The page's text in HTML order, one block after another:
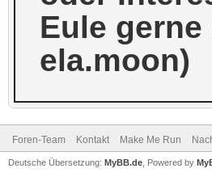
Eule
ela.moon)
Foren-Team Kontakt Make Me Run
Deutsche Übersetzung: MyBB.de , Powered by